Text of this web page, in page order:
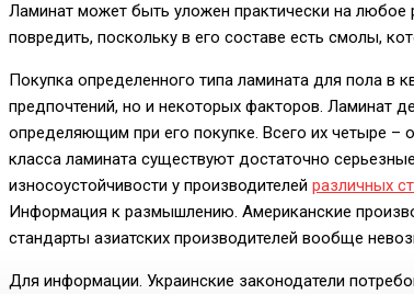
Ламинат может быть уложен практически на любое
повредить, поскольку в его составе есть смолы,
Покупка определенного типа ламината для пола в
предпочтений, но и некоторых факторов. Ламинат
определяющим при его покупке. Всего их четыре –
класса ламината существуют достаточно
износоустойчивости у производителей различных
Информация к размышлению. Американские
стандарты азиатских производителей вообще
Для информации. Украинские законодатели